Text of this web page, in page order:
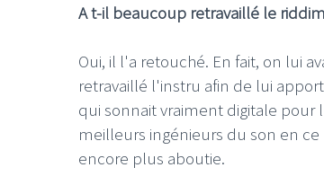
A t-il beaucoup retravaillé le
Oui, il l'a retouché. En fait, on lui
retravaillé l'instru afin de lui
qui sonnait vraiment digitale pour
meilleurs ingénieurs du son en
encore plus aboutie.